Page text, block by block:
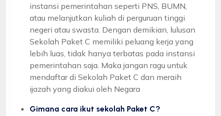
instansi pemerintahan seperti PNS, BUMN,
atau melanjutkan kuliah di perguruan tinggi
negeri atau swasta. Dengan demikian, lulusan
Sekolah Paket C memiliki peluang kerja yang
lebih luas, tidak hanya terbatas pada instansi
pemerintahan saja. Maka jangan ragu untuk
mendaftar di Sekolah Paket C dan meraih
ijazah yang diakui oleh Negara
Gimana cara ikut sekolah Paket C?